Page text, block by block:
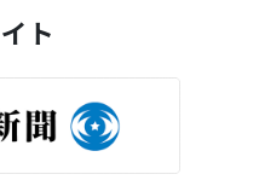
ト